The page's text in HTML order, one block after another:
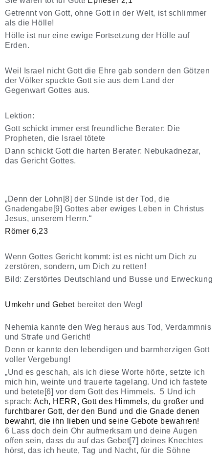
Getrennt von Gott, ohne Gott in der Welt, ist schlimmer
als die Hölle!
Hölle ist nur eine ewige Fortsetzung der Hölle auf
Erden.
Weil Israel nicht Gott die Ehre gab sondern den Götzen
der Völker spuckte Gott sie aus dem Land der
Gegenwart Gottes aus.
Lektion:
Gott schickt immer erst freundliche Berater: Die
Propheten, die Israel tötete
Dann schickt Gott die harten Berater: Nebukadnezar,
das Gericht Gottes.
„Denn der Lohn[8] der Sünde ist der Tod, die
Gnadengabe[9] Gottes aber ewiges Leben in Christus
Jesus, unserem Herrn.“
Römer 6,23
Wenn Gottes Gericht kommt: ist es nicht um Dich zu
zerstören, sondern, um Dich zu retten!
Bild: Zerstörtes Deutschland und Busse und Erweckung
Umkehr und Gebet bereitet den Weg!
Nehemia kannte den Weg heraus aus Tod, Verdammnis
und Strafe und Gericht!
Denn er kannte den lebendigen und barmherzigen Gott
voller Vergebung!
„Und es geschah, als ich diese Worte hörte, setzte ich
mich hin, weinte und trauerte tagelang. Und ich fastete
und betete[6] vor dem Gott des Himmels. 5 Und ich
sprach:Ach, HERR, Gott des Himmels, du großer und
furchtbarer Gott, der den Bund und die Gnade denen
bewahrt, die ihn lieben und seine Gebote bewahren!
6 Lass doch dein Ohr aufmerksam und deine Augen
offen sein, dass du auf das Gebet[7] deines Knechtes
hörst, das ich heute, Tag und Nacht, für die Söhne